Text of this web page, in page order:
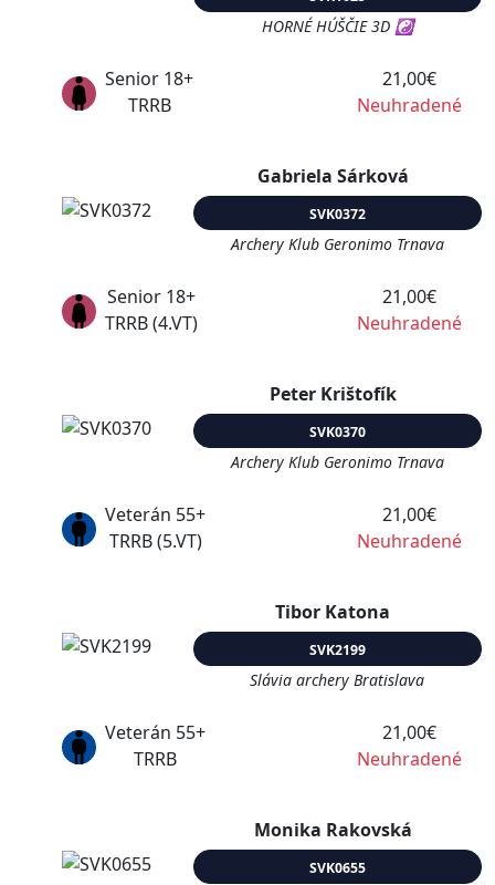
HORNÉ HÚŠČIE 3D ☯
Senior 18+
TRRB
21,00€
Neuhradené
Gabriela Sárková
SVK0372
Archery Klub Geronimo Trnava
Senior 18+
TRRB (4.VT)
21,00€
Neuhradené
Peter Krištofík
SVK0370
Archery Klub Geronimo Trnava
Veterán 55+
TRRB (5.VT)
21,00€
Neuhradené
Tibor Katona
SVK2199
Slávia archery Bratislava
Veterán 55+
TRRB
21,00€
Neuhradené
Monika Rakovská
SVK0655